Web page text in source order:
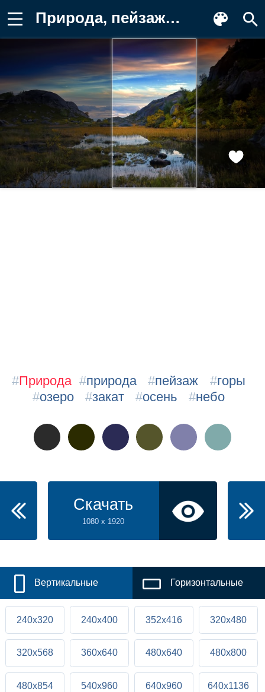
Природа, пейзаж, горы, озеро, закат Заставка на телефон
#Природа #природа #пейзаж #горы
#озеро #закат #осень #небо
Скачать
1080 x 1920
Вертикальные Горизонтальные
240x320 240x400 352x416 320x480
320x568 360x640 480x640 480x800
480x854 540x960 640x960 640x1136